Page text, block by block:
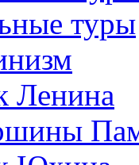
туры
Ленина